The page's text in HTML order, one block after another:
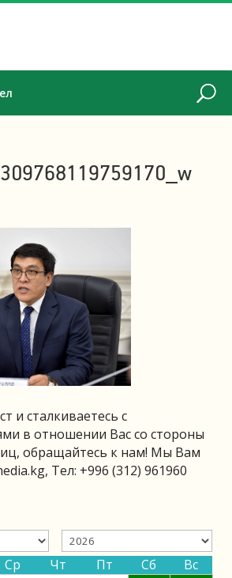
и сталкиваетесь с
в отношении Вас со стороны
обращайтесь к нам! Мы Вам
, Тел: +996 (312) 961960
Ср Чт Пт Сб
Вс